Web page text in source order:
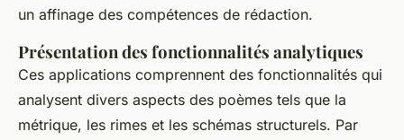
un affinage des compétences de rédaction.
Présentation des fonctionnalités analytiques
Ces applications comprennent des fonctionnalités qui
analysent divers aspects des poèmes tels que la
métrique, les rimes et les schémas structurels. Par